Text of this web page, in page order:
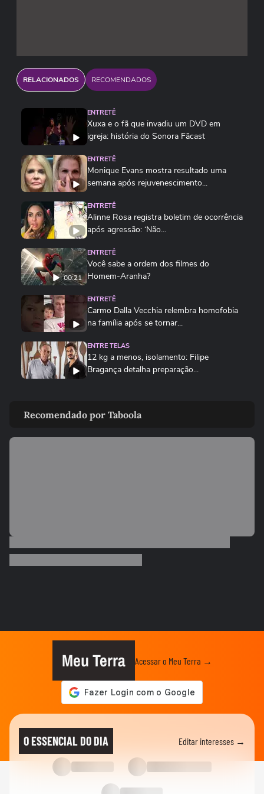
RELACIONADOS RECOMENDADOS
ENTRETÊ
Xuxa e o fã que invadiu um DVD em
igreja: história do Sonora Fãcast
ENTRETÊ
Monique Evans mostra resultado uma
semana após rejuvenescimento...
ENTRETÊ
Alinne Rosa registra boletim de ocorrência
após agressão: ‘Não...
00:21
ENTRETÊ
Você sabe a ordem dos filmes do
Homem-Aranha?
ENTRETÊ
Carmo Dalla Vecchia relembra homofobia
na família após se tornar...
ENTRE TELAS
12 kg a menos, isolamento: Filipe
Bragança detalha preparação...
na família após se tornar pai
ENTRETÊ
em casamento no palco #shorts
Dia dos Pais: veja looks de papais
famosos em chá de bebê,...
Após multa de R$ 350 mil por reality, Viih
Tube grava vídeo...
Lúcia Veríssimo sai em defesa de Xuxa
após críticas sobre turnê:...
Recomendado por Taboola
Meu Terra Acessar o Meu Terra →
O ESSENCIAL DO DIA Editar interesses →